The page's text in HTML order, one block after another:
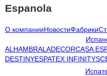
Espanola
О компанииНовостиФабрики
ALHAMBRALADECORCASA
DESTINYESPATEX INFINITY